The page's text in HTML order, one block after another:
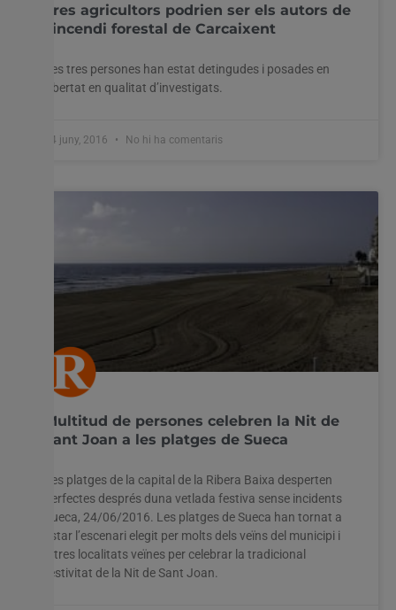
Tres agricultors podrien ser els autors de
l’incendi forestal de Carcaixent
Les tres persones han estat detingudes i posades en
llibertat en qualitat d’investigats.
24 juny, 2016 No hi ha comentaris
Multitud de persones celebren la Nit de
Sant Joan a les platges de Sueca
Les platges de la capital de la Ribera Baixa desperten
perfectes després duna vetlada festiva sense incidents
Sueca, 24/06/2016. Les platges de Sueca han tornat a
estar l’escenari elegit per molts dels veïns del municipi i
altres localitats veïnes per celebrar la tradicional
festivitat de la Nit de Sant Joan.